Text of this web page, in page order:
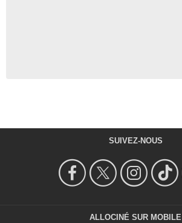
SUIVEZ-NOUS
ALLOCINÉ SUR MOBILE